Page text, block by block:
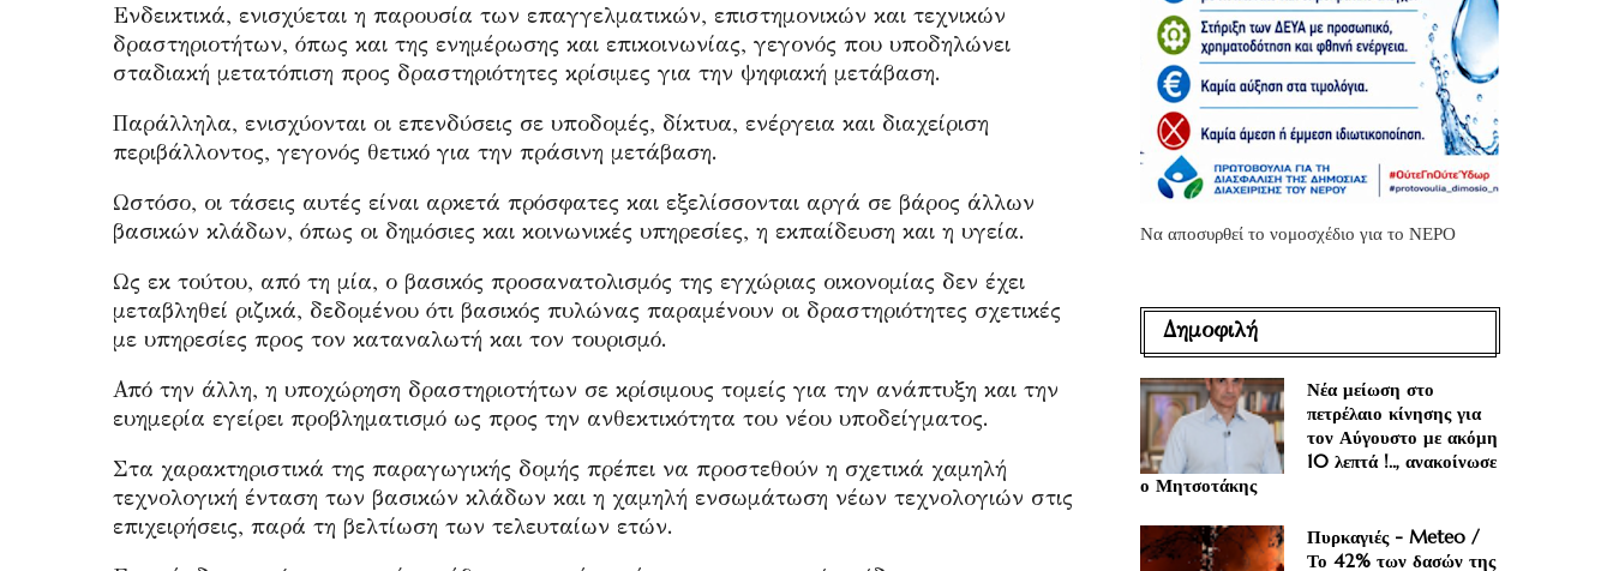
Ενδεικτικά, ενισχύεται η παρουσία των επαγγελματικών, επιστημονικών και τεχνικών
δραστηριοτήτων, όπως και της ενημέρωσης και επικοινωνίας, γεγονός που υποδηλώνει
σταδιακή μετατόπιση προς δραστηριότητες κρίσιμες για την ψηφιακή μετάβαση.
Παράλληλα, ενισχύονται οι επενδύσεις σε υποδομές, δίκτυα, ενέργεια και διαχείριση
περιβάλλοντος, γεγονός θετικό για την πράσινη μετάβαση.
Ωστόσο, οι τάσεις αυτές είναι αρκετά πρόσφατες και εξελίσσονται αργά σε βάρος άλλων
βασικών κλάδων, όπως οι δημόσιες και κοινωνικές υπηρεσίες, η εκπαίδευση και η υγεία.
Ως εκ τούτου, από τη μία, ο βασικός προσανατολισμός της εγχώριας οικονομίας δεν έχει
μεταβληθεί ριζικά, δεδομένου ότι βασικός πυλώνας παραμένουν οι δραστηριότητες σχετικές
με υπηρεσίες προς τον καταναλωτή και τον τουρισμό.
Από την άλλη, η υποχώρηση δραστηριοτήτων σε κρίσιμους τομείς για την ανάπτυξη και την
ευημερία εγείρει προβληματισμό ως προς την ανθεκτικότητα του νέου υποδείγματος.
Στα χαρακτηριστικά της παραγωγικής δομής πρέπει να προστεθούν η σχετικά χαμηλή
τεχνολογική ένταση των βασικών κλάδων και η χαμηλή ενσωμάτωση νέων τεχνολογιών στις
επιχειρήσεις, παρά τη βελτίωση των τελευταίων ετών.
Να αποσυρθεί το νομοσχέδιο για το ΝΕΡΟ
Δημοφιλή
Νέα μείωση στο
πετρέλαιο κίνησης για
τον Αύγουστο με ακόμη
10 λεπτά !.., ανακοίνωσε
ο Μητσοτάκης
Πυρκαγιές - Meteo /
Το 42% των δασών της